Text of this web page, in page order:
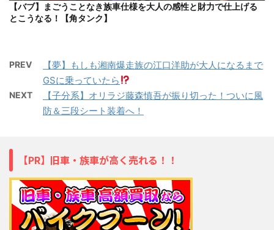
【バブ】まごうことなき族車仕様を大人の感性と財力で仕上げる
とこうなる！【角タンク】
PREV
【夢】もしも湘南爆走族の江口洋助が大人になるまで
GSに乗っていたら
NEXT
【子分系】オリラジ藤森慎吾が振り切った！ついに風
防＆三段シート装着へ！
【PR】旧車・族車が高く売れる！！